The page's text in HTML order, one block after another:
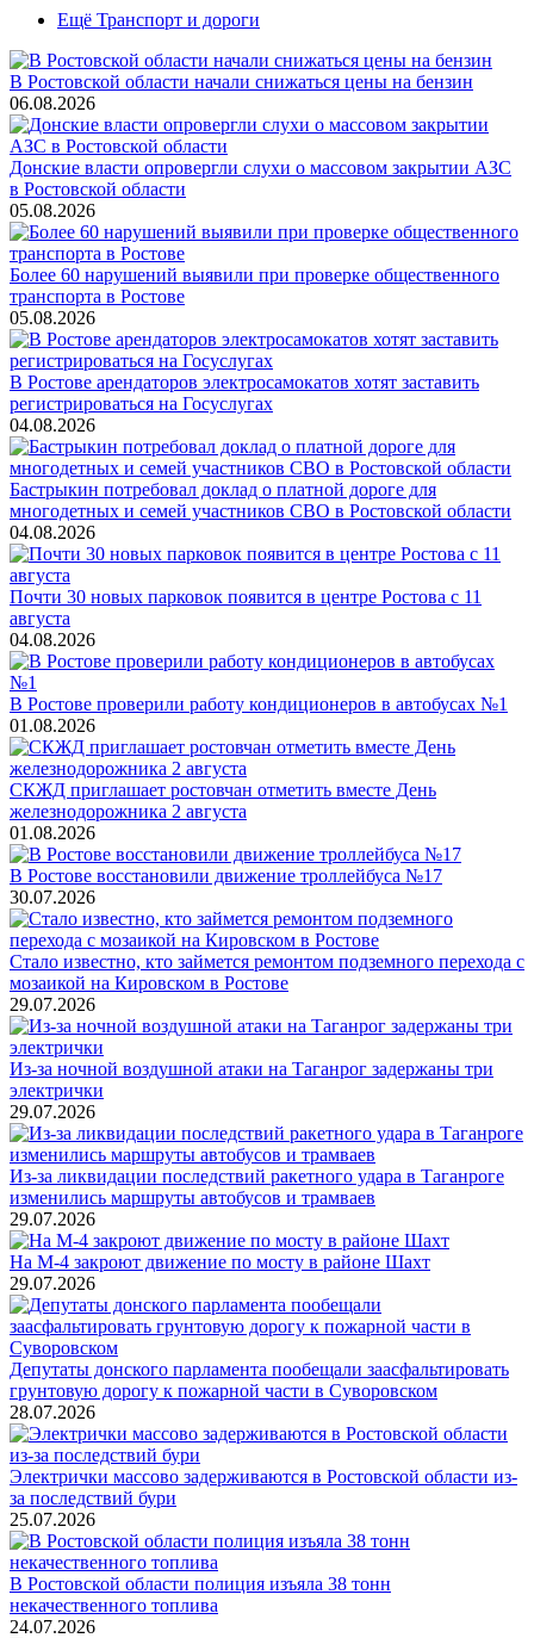
Ещё Транспорт и дороги
В Ростовской области начали снижаться цены на бензин
06.08.2026
Донские власти опровергли слухи о массовом закрытии АЗС
в Ростовской области
05.08.2026
Более 60 нарушений выявили при проверке общественного
транспорта в Ростове
05.08.2026
В Ростове арендаторов электросамокатов хотят заставить
регистрироваться на Госуслугах
04.08.2026
Бастрыкин потребовал доклад о платной дороге для
многодетных и семей участников СВО в Ростовской области
04.08.2026
Почти 30 новых парковок появится в центре Ростова с 11
августа
04.08.2026
В Ростове проверили работу кондиционеров в автобусах №1
01.08.2026
СКЖД приглашает ростовчан отметить вместе День
железнодорожника 2 августа
01.08.2026
В Ростове восстановили движение троллейбуса №17
30.07.2026
Стало известно, кто займется ремонтом подземного перехода с
мозаикой на Кировском в Ростове
29.07.2026
Из-за ночной воздушной атаки на Таганрог задержаны три
электрички
29.07.2026
Из-за ликвидации последствий ракетного удара в Таганроге
изменились маршруты автобусов и трамваев
29.07.2026
На М-4 закроют движение по мосту в районе Шахт
29.07.2026
Депутаты донского парламента пообещали заасфальтировать
грунтовую дорогу к пожарной части в Суворовском
28.07.2026
Электрички массово задерживаются в Ростовской области из-
за последствий бури
25.07.2026
В Ростовской области полиция изъяла 38 тонн
некачественного топлива
24.07.2026